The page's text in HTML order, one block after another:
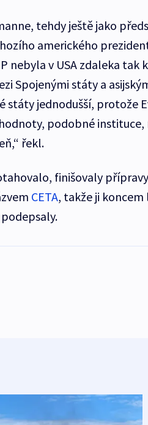
tehdy ještě jako
amerického
nebyla v USA zdaleka tak
Spojenými státy a
státy jednodušší, protože
podobné instituce,
řekl.
finišovaly
CETA, takže ji